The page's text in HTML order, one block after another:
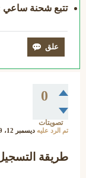
تتبع شحنة ساعي
0
تصويتات
تم الرد عليه ديسمبر 12، 2019
طريقة